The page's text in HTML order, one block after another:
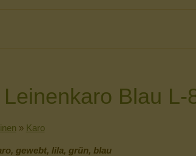
Leinenkaro Blau L-
» Karo
gewebt, lila, grün, blau